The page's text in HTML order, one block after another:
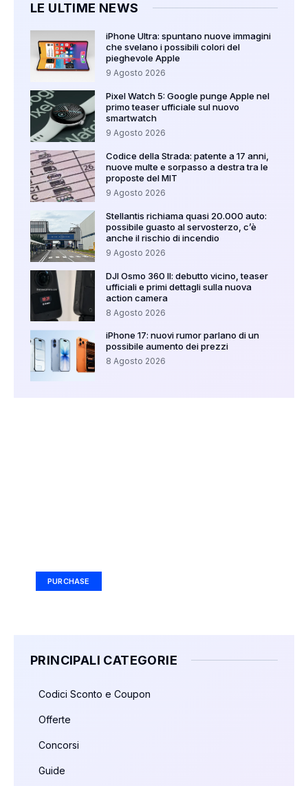
LE ULTIME NEWS
iPhone Ultra: spuntano nuove immagini
che svelano i possibili colori del
pieghevole Apple
9 Agosto 2026
Pixel Watch 5: Google punge Apple nel
primo teaser ufficiale sul nuovo
smartwatch
9 Agosto 2026
Codice della Strada: patente a 17 anni,
nuove multe e sorpasso a destra tra le
proposte del MIT
9 Agosto 2026
Stellantis richiama quasi 20.000 auto:
possibile guasto al servosterzo, c’è
anche il rischio di incendio
9 Agosto 2026
DJI Osmo 360 II: debutto vicino, teaser
ufficiali e primi dettagli sulla nuova
action camera
8 Agosto 2026
iPhone 17: nuovi rumor parlano di un
possibile aumento dei prezzi
8 Agosto 2026
PURCHASE
PRINCIPALI CATEGORIE
Codici Sconto e Coupon
Offerte
Concorsi
Guide